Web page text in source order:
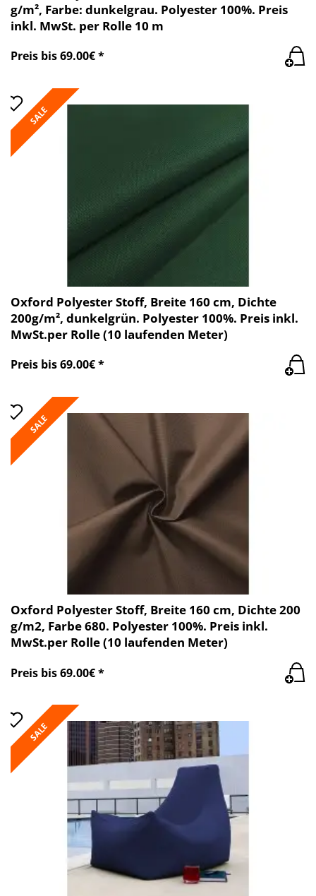
g/m², Farbe: dunkelgrau. Polyester 100%. Preis
inkl. MwSt. per Rolle 10 m
Preis bis 69.00€ *
SALE
Oxford Polyester Stoff, Breite 160 cm, Dichte
200g/m², dunkelgrün. Polyester 100%. Preis inkl.
MwSt.per Rolle (10 laufenden Meter)
Preis bis 69.00€ *
SALE
Oxford Polyester Stoff, Breite 160 cm, Dichte 200
g/m2, Farbe 680. Polyester 100%. Preis inkl.
MwSt.per Rolle (10 laufenden Meter)
Preis bis 69.00€ *
SALE